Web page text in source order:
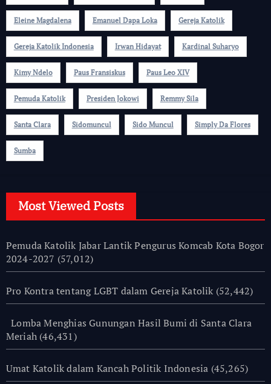
Eleine Magdalena Emanuel Dapa Loka Gereja Katolik
Gereja Katolik Indonesia Irwan Hidayat Kardinal Suharyo
Kimy Ndelo Paus Fransiskus Paus Leo XIV
Pemuda Katolik Presiden Jokowi Remmy Sila
Santa Clara Sidomuncul Sido Muncul Simply Da Flores
Sumba
Most Viewed Posts
Pemuda Katolik Jabar Lantik Pengurus Komcab Kota Bogor
2024-2027 (57,012)
Pro Kontra tentang LGBT dalam Gereja Katolik (52,442)
Lomba Menghias Gunungan Hasil Bumi di Santa Clara
Meriah (46,431)
Umat Katolik dalam Kancah Politik Indonesia (45,265)